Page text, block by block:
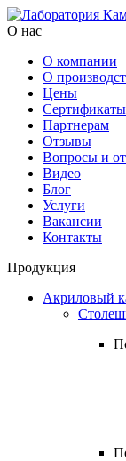
О нас
О компании
О
Цены
Cертификаты
Партнерам
Отзывы
Вопросы и
Видео
Блог
Услуги
Вакансии
Контакты
Продукция
Акриловый